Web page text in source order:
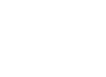
et commune de